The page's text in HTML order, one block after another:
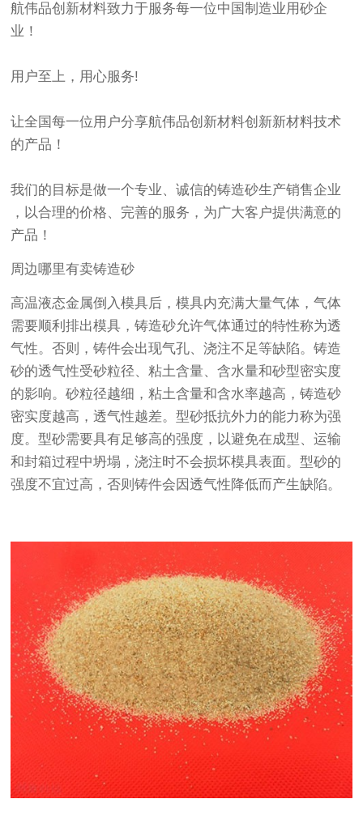
航伟品创新材料致力于服务每一位中国制造业用砂企
业！
用户至上，用心服务!
让全国每一位用户分享航伟品创新材料创新新材料技术
的产品！
我们的目标是做一个专业、诚信的铸造砂生产销售企业
，以合理的价格、完善的服务，为广大客户提供满意的
产品！
周边哪里有卖铸造砂
高温液态金属倒入模具后，模具内充满大量气体，气体
需要顺利排出模具，铸造砂允许气体通过的特性称为透
气性。否则，铸件会出现气孔、浇注不足等缺陷。铸造
砂的透气性受砂粒径、粘土含量、含水量和砂型密实度
的影响。砂粒径越细，粘土含量和含水率越高，铸造砂
密实度越高，透气性越差。型砂抵抗外力的能力称为强
度。型砂需要具有足够高的强度，以避免在成型、运输
和封箱过程中坍塌，浇注时不会损坏模具表面。型砂的
强度不宜过高，否则铸件会因透气性降低而产生缺陷。